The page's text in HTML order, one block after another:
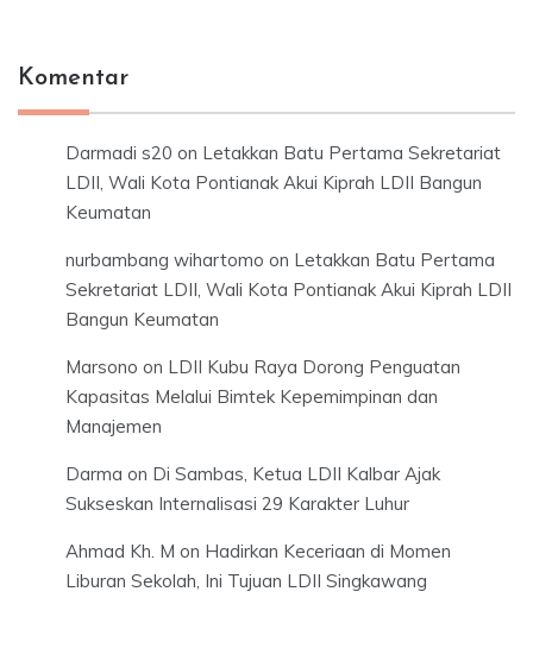
Komentar
Darmadi s20 on Letakkan Batu Pertama Sekretariat
LDII, Wali Kota Pontianak Akui Kiprah LDII Bangun
Keumatan
nurbambang wihartomo on Letakkan Batu Pertama
Sekretariat LDII, Wali Kota Pontianak Akui Kiprah LDII
Bangun Keumatan
Marsono on LDII Kubu Raya Dorong Penguatan
Kapasitas Melalui Bimtek Kepemimpinan dan
Manajemen
Darma on Di Sambas, Ketua LDII Kalbar Ajak
Sukseskan Internalisasi 29 Karakter Luhur
Ahmad Kh. M on Hadirkan Keceriaan di Momen
Liburan Sekolah, Ini Tujuan LDII Singkawang